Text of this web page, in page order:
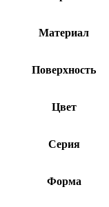
Материал
Поверхность
Цвет
Серия
Форма